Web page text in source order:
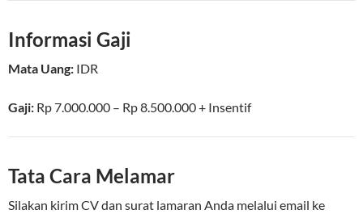
Informasi Gaji
Mata Uang: IDR
Gaji: Rp 7.000.000 – Rp 8.500.000 + Insentif
Tata Cara Melamar
Silakan kirim CV dan surat lamaran Anda melalui email ke